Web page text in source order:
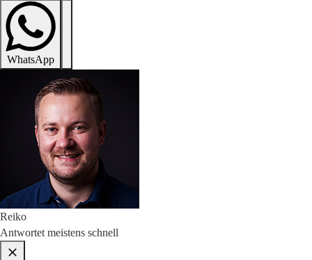
WhatsApp
Reiko
Antwortet meistens schnell